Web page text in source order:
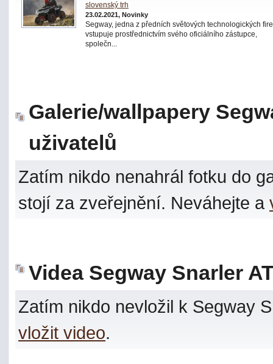
slovenský trh
23.02.2021, Novinky
Segway, jedna z předních světových technologických
vstupuje prostřednictvím svého oficiálního zástupce,
společn...
Galerie/wallpapery
uživatelů
Zatím nikdo nenahrál fotku do
stojí za zveřejnění. Neváhejte a
Videa Segway Snarler
Zatím nikdo nevložil k Segway
vložit video.